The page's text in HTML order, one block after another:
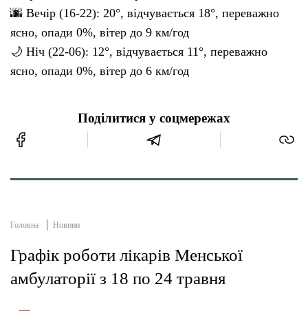
🌆 Вечір (16-22): 20°, відчувається 18°, переважно
ясно, опади 0%, вітер до 9 км/год
🌙 Ніч (22-06): 12°, відчувається 11°, переважно
ясно, опади 0%, вітер до 6 км/год
Поділитися у соцмережах
Головна Новини
Графік роботи лікарів Менської
амбулаторії з 18 по 24 травня